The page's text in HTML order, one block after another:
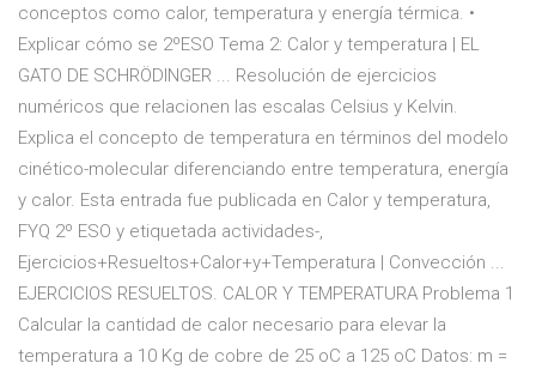
conceptos como calor, temperatura y energía térmica. •
Explicar cómo se 2ºESO Tema 2: Calor y temperatura | EL
GATO DE SCHRÖDINGER ... Resolución de ejercicios
numéricos que relacionen las escalas Celsius y Kelvin.
Explica el concepto de temperatura en términos del modelo
cinético-molecular diferenciando entre temperatura, energía
y calor. Esta entrada fue publicada en Calor y temperatura,
FYQ 2º ESO y etiquetada actividades-,
Ejercicios+Resueltos+Calor+y+Temperatura | Convección ...
EJERCICIOS RESUELTOS. CALOR Y TEMPERATURA Problema 1
Calcular la cantidad de calor necesario para elevar la
temperatura a 10 Kg de cobre de 25 oC a 125 oC Datos: m =